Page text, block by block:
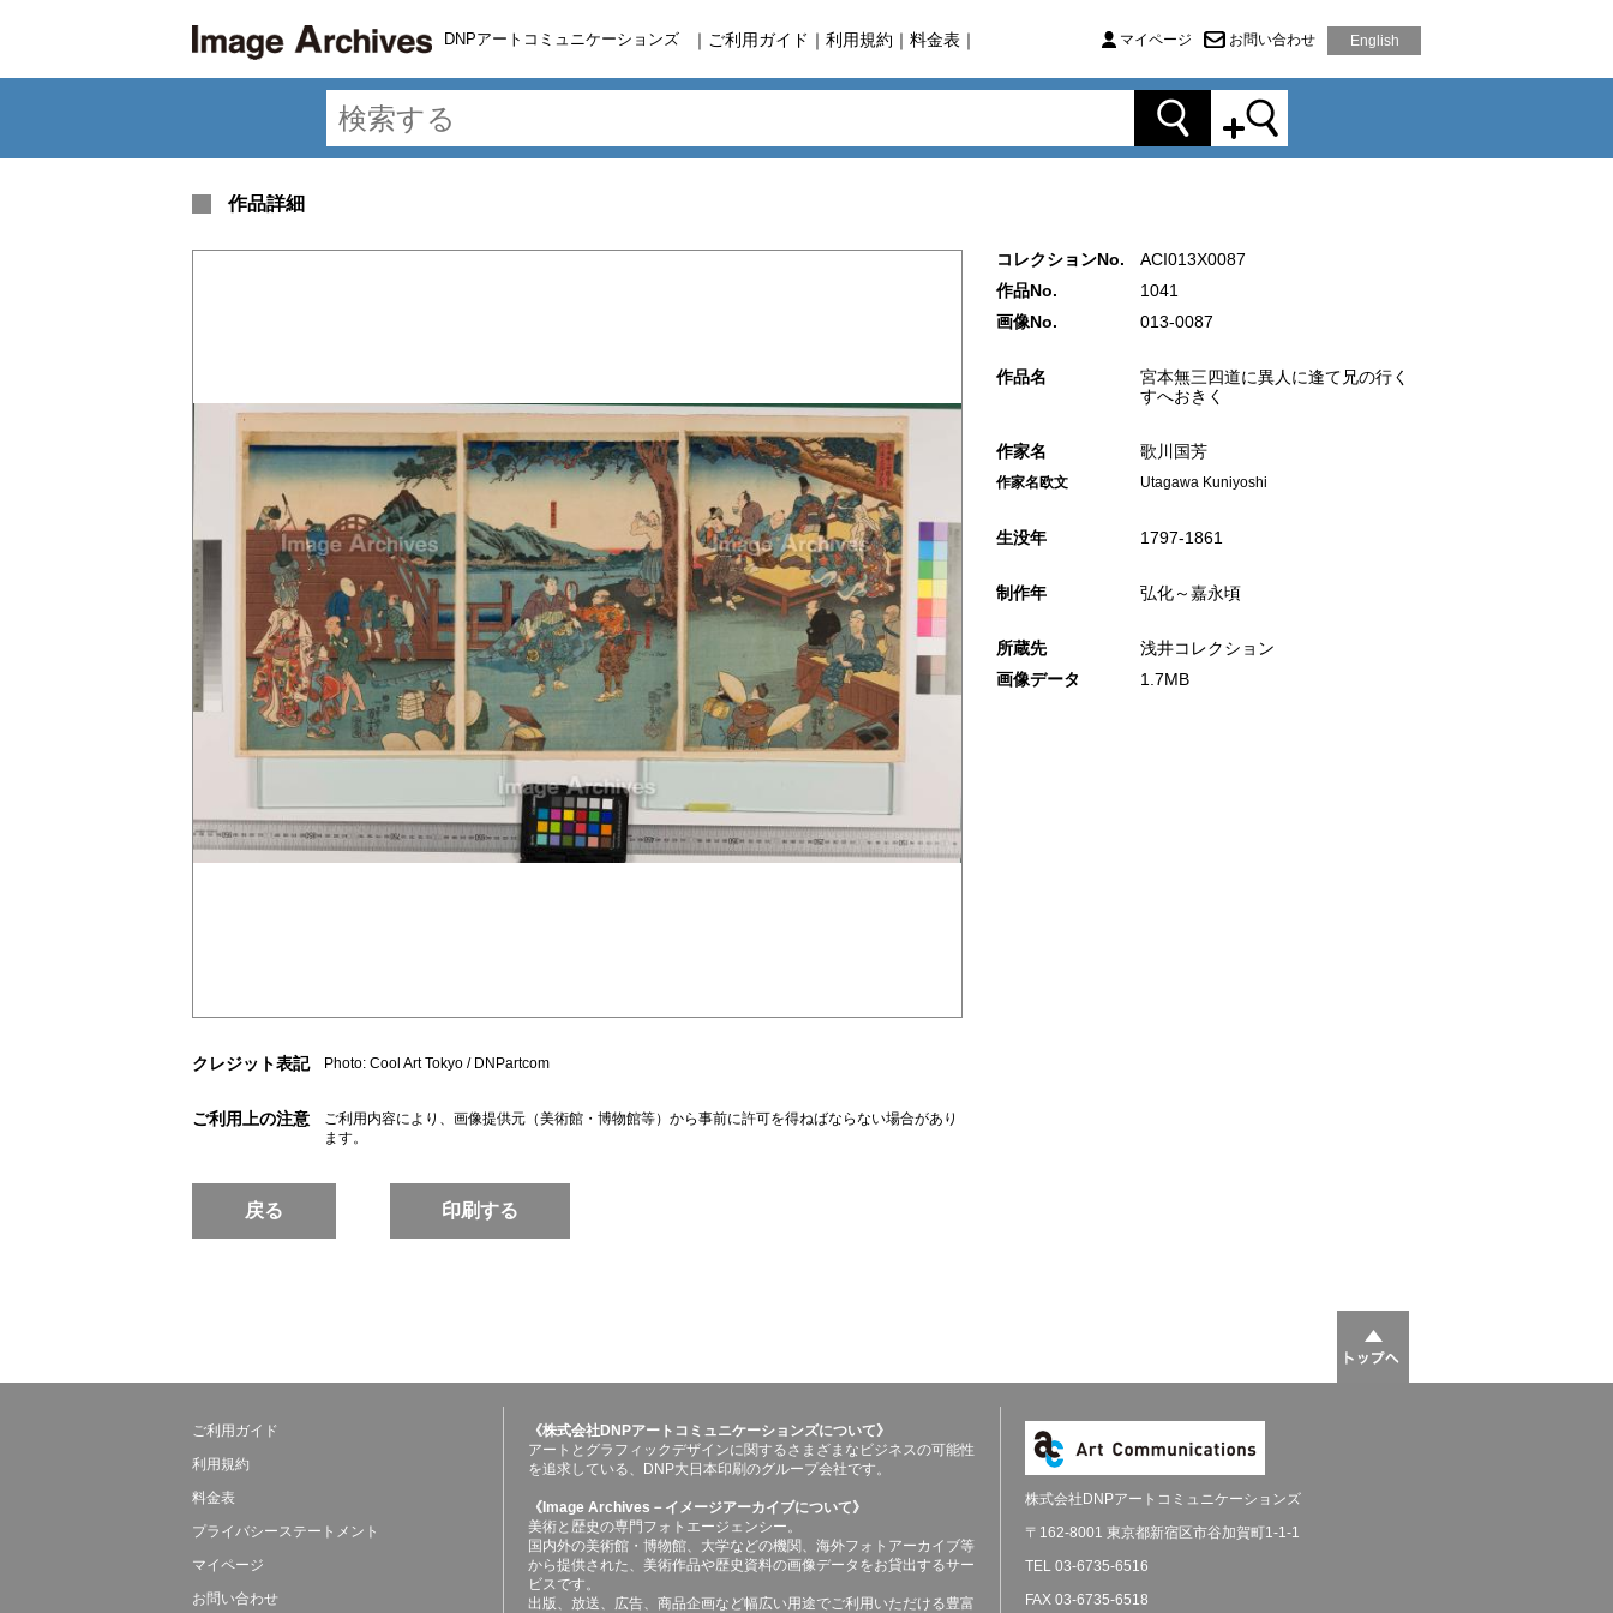
DNPアートコミュニケーションズ ｜ ご利用ガイド ｜ 利用規約 ｜ 料金表 ｜ マイページ お問い合わせ English
作品詳細
クレジット表記 Photo: Cool Art Tokyo / DNPartcom
ご利用上の注意
ご利用内容により、画像提供元（美術館・博物館等）から事前に許可を得ねばならない場合があり
ます。
戻る 印刷する
コレクションNo.
ACI013X0087
作品No.
1041
画像No.
013-0087
作品名
宮本無三四道に異人に逢て兄の行く
すへおきく
作家名 歌川国芳
作家名欧文 Utagawa Kuniyoshi
生没年 1797‐1861
制作年 弘化～嘉永頃
所蔵先
浅井コレクション
画像データ
1.7MB
ご利用ガイド
利用規約
料金表
プライバシーステートメント
マイページ
お問い合わせ
《株式会社DNPアートコミュニケーションズについて》
アートとグラフィックデザインに関するさまざまなビジネスの可能性
を追求している、DNP大日本印刷のグループ会社です。
《Image Archives－イメージアーカイブについて》
美術と歴史の専門フォトエージェンシー。
国内外の美術館・博物館、大学などの機関、海外フォトアーカイブ等
から提供された、美術作品や歴史資料の画像データをお貸出するサー
ビスです。
出版、放送、広告、商品企画など幅広い用途でご利用いただける豊富
株式会社DNPアートコミュニケーションズ
〒162-8001 東京都新宿区市谷加賀町1-1-1
TEL 03-6735-6516
FAX 03-6735-6518